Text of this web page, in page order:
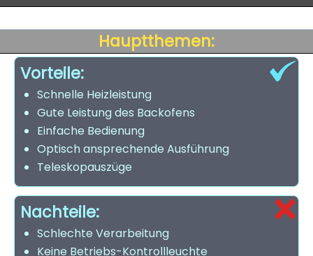
Hauptthemen:
Vorteile:
Schnelle Heizleistung
Gute Leistung des Backofens
Einfache Bedienung
Optisch ansprechende Ausführung
Teleskopauszüge
Nachteile:
Schlechte Verarbeitung
Keine Betriebs-Kontrollleuchte